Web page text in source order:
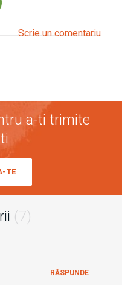
Scrie un comentariu
a-ti trimite
TE
(7)
RĂSPUNDE